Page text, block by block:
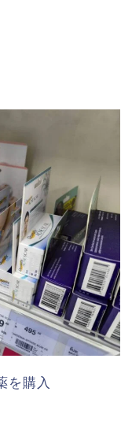
を購入